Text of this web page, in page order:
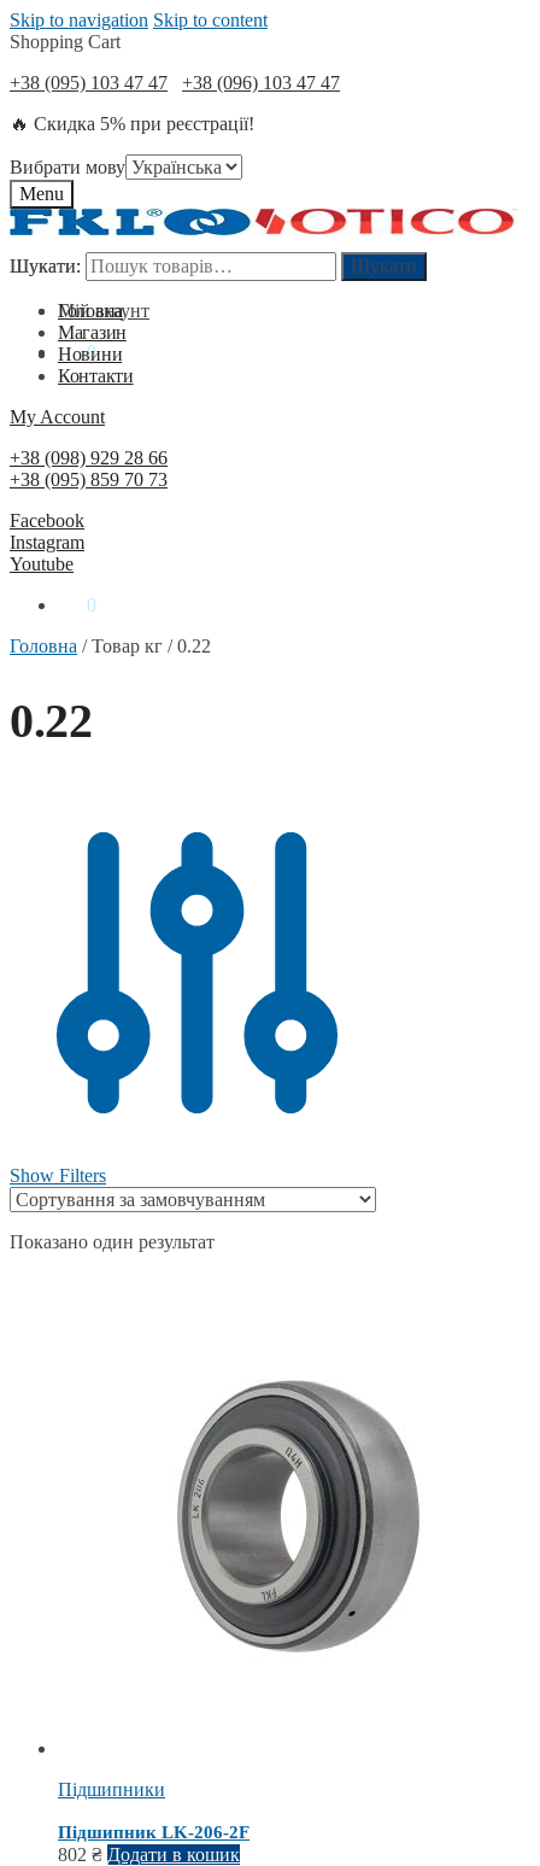
Skip to navigation Skip to content
Shopping Cart
+38 (095) 103 47 47
+38 (096) 103 47 47
🔥 Скидка 5% при реєстрації!
Вибрати мову
Menu
Шукати: Шукати
Мій акаунт
0₴ 0
Шукати: Шукати
Головна
Магазин
Новини
Контакти
My Account
+38 (098) 929 28 66
+38 (095) 859 70 73
Facebook
Instagram
Youtube
0
Головна /Товар кг /0.22
0.22
Show Filters
Показано один результат
Підшипники
Підшипник LK-206-2F
802 ₴ Додати в кошик